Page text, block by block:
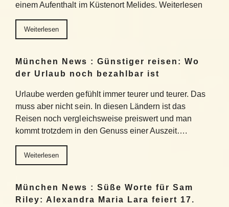
einem Aufenthalt im Küstenort Melides. Weiterlesen
Weiterlesen
München News : Günstiger reisen: Wo
der Urlaub noch bezahlbar ist
Urlaube werden gefühlt immer teurer und teurer. Das
muss aber nicht sein. In diesen Ländern ist das
Reisen noch vergleichsweise preiswert und man
kommt trotzdem in den Genuss einer Auszeit….
Weiterlesen
München News : Süße Worte für Sam
Riley: Alexandra Maria Lara feiert 17.